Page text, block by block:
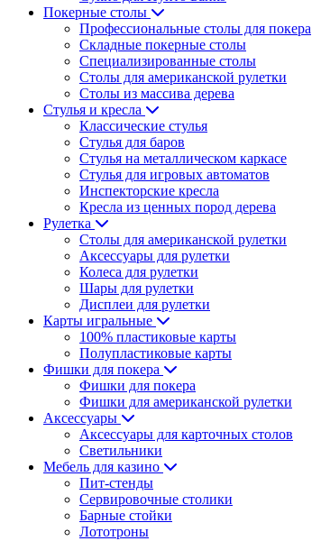
Покерные столы
Профессиональные столы для покера
Складные покерные столы
Специализированные столы
Столы для американской рулетки
Столы из массива дерева
Стулья и кресла
Классические стулья
Стулья для баров
Стулья на металлическом каркасе
Стулья для игровых автоматов
Инспекторские кресла
Кресла из ценных пород дерева
Рулетка
Столы для американской рулетки
Аксессуары для рулетки
Колеса для рулетки
Шары для рулетки
Дисплеи для рулетки
Карты игральные
100% пластиковые карты
Полупластиковые карты
Фишки для покера
Фишки для покера
Фишки для американской рулетки
Аксессуары
Аксессуары для карточных столов
Светильники
Мебель для казино
Пит-стенды
Сервировочные столики
Барные стойки
Лототроны